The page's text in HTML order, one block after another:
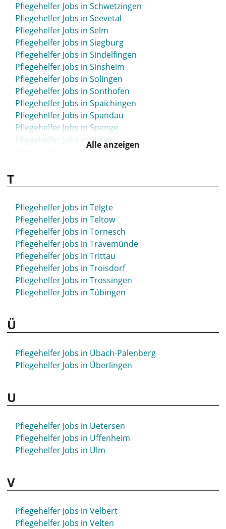
Pflegehelfer Jobs in Schwetzingen
Pflegehelfer Jobs in Seevetal
Pflegehelfer Jobs in Selm
Pflegehelfer Jobs in Siegburg
Pflegehelfer Jobs in Sindelfingen
Pflegehelfer Jobs in Sinsheim
Pflegehelfer Jobs in Solingen
Pflegehelfer Jobs in Sonthofen
Pflegehelfer Jobs in Spaichingen
Pflegehelfer Jobs in Spandau
Pflegehelfer Jobs in Spenge
Pflegehelfer Jobs in Speyer
Pflegehelfer Jobs in Starnberg
Pflegehelfer Jobs in Stuhr
Pflegehelfer Jobs in St- Wendel
Pflegehelfer Jobs in Syke
Alle anzeigen
T
Pflegehelfer Jobs in Telgte
Pflegehelfer Jobs in Teltow
Pflegehelfer Jobs in Tornesch
Pflegehelfer Jobs in Travemünde
Pflegehelfer Jobs in Trittau
Pflegehelfer Jobs in Troisdorf
Pflegehelfer Jobs in Trossingen
Pflegehelfer Jobs in Tübingen
Ü
Pflegehelfer Jobs in Übach-Palenberg
Pflegehelfer Jobs in Überlingen
U
Pflegehelfer Jobs in Uetersen
Pflegehelfer Jobs in Uffenheim
Pflegehelfer Jobs in Ulm
V
Pflegehelfer Jobs in Velbert
Pflegehelfer Jobs in Velten